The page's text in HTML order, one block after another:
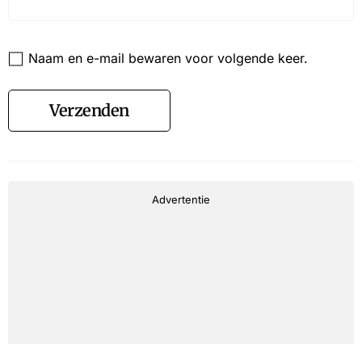
Naam en e-mail bewaren voor volgende keer.
Verzenden
Advertentie